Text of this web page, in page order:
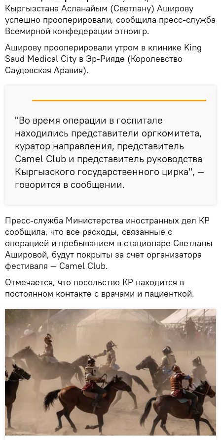
Кыргызстана Асланайым (Светлану) Аширову
успешно прооперировали, сообщила пресс-служба
Всемирной конфедерации этноигр.
Аширову прооперировали утром в клинике King
Saud Medical City в Эр-Рияде (Королевство
Саудовская Аравия).
"Во время операции в госпитале
находились представители оргкомитета,
куратор направления, представитель
Camel Club и представитель руководства
Кыргызского государственного цирка", —
говорится в сообщении.
Пресс-служба Министерства иностранных дел КР
сообщила, что все расходы, связанные с
операцией и пребыванием в стационаре Светланы
Ашировой, будут покрыты за счет организатора
фестиваля — Camel Club.
Отмечается, что посольство КР находится в
постоянном контакте с врачами и пациенткой.